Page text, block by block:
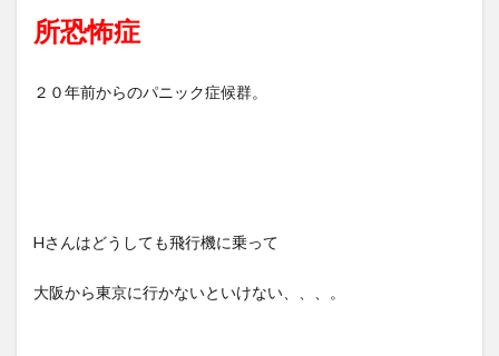
所恐怖症
２０年前からのパニック症候群。
Hさんはどうしても飛行機に乗って
大阪から東京に行かないといけない、、、。